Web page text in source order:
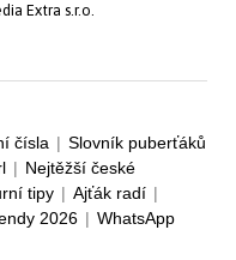
Extra s.r.o.
čísla | Slovník puberťáků
| Nejtěžší české
tipy | Ajťák radí |
2026 | WhatsApp